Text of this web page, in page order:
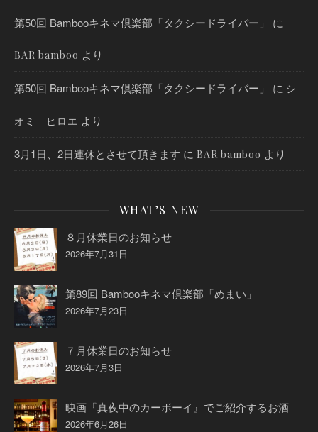
第50回 Bambooキネマ倶楽部「タクシードライバー」 に
BAR bamboo より
第50回 Bambooキネマ倶楽部「タクシードライバー」 に シ
オミ ヒロエ より
3月1日、2日連休とさせて頂きます に BAR bamboo より
WHAT’S NEW
８月休業日のお知らせ
2026年7月31日
第89回 Bambooキネマ倶楽部「めまい」
2026年7月23日
７月休業日のお知らせ
2026年7月3日
映画『真夜中のカーボーイ』でご紹介するお酒
2026年6月26日